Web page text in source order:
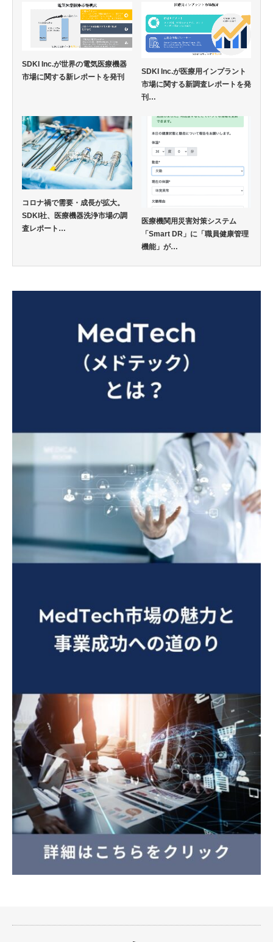
SDKI Inc.が世界の電気医療機器
市場に関する新レポートを発刊
SDKI Inc.が医療用インプラント
市場に関する新調査レポートを発
刊…
コロナ禍で需要・成長が拡大。
SDKI社、医療機器洗浄市場の調
査レポート…
医療機関用災害対策システム
「Smart DR」に「職員健康管理
機能」が…